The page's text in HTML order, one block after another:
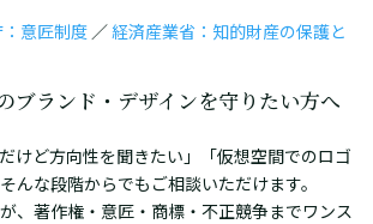
意匠制度 ／経済産業省：知的財産の保護と
ブランド・デザインを守りたい方へ
けど方向性を聞きたい」「仮想空間でのロゴ
そんな段階からでもご相談いただけます。
が、著作権・意匠・商標・不正競争までワンス